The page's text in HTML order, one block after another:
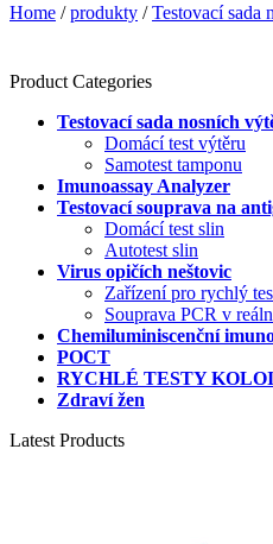
Home /produkty /Testovací sada
Product Categories
Testovací sada nosních
Domácí test výtěru
Samotest tamponu
Imunoassay Analyzer
Testovací souprava na
Domácí test slin
Autotest slin
Virus opičích neštovic
Zařízení pro rychlý
Souprava PCR v
Chemiluminiscenční
POCT
RYCHLÉ TESTY
Zdraví žen
Latest Products